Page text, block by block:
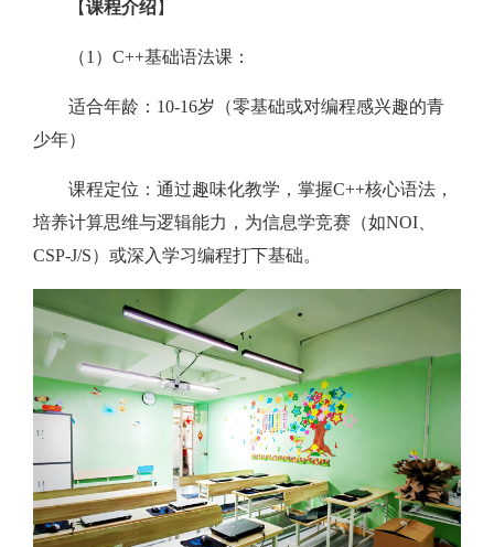
【课程介绍】
（1）C++基础语法课：
适合年龄：10-16岁（零基础或对编程感兴趣的青
少年）
课程定位：通过趣味化教学，掌握C++核心语法，
培养计算思维与逻辑能力，为信息学竞赛（如NOI、
CSP-J/S）或深入学习编程打下基础。